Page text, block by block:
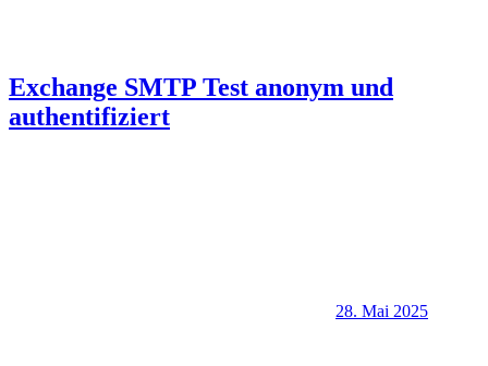
Exchange SMTP Test anonym und
authentifiziert
28. Mai 2025